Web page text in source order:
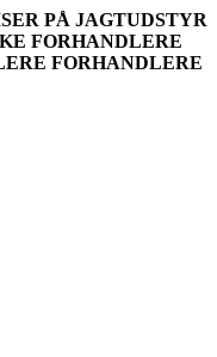
PÅ JAGTUDSTYR
FORHANDLERE
FORHANDLERE